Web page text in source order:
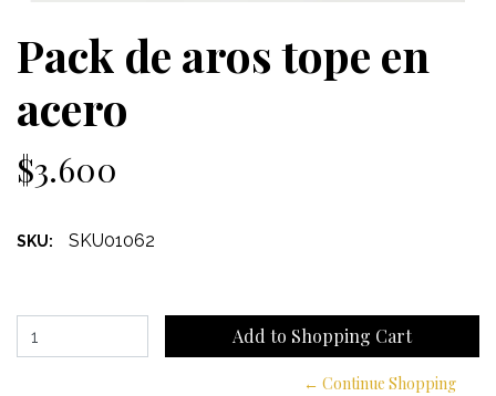
Pack de aros tope en
acero
$3.600
SKU: SKU01062
← Continue Shopping